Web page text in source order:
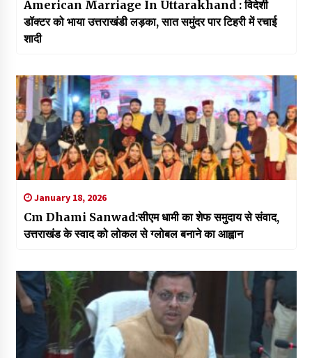
American Marriage In Uttarakhand : विदेशी
डॉक्टर को भाया उत्तराखंडी लड़का, सात समुंदर पार टिहरी में रचाई
शादी
January 18, 2026
Cm Dhami Sanwad:सीएम धामी का शेफ समुदाय से संवाद,
उत्तराखंड के स्वाद को लोकल से ग्लोबल बनाने का आह्वान